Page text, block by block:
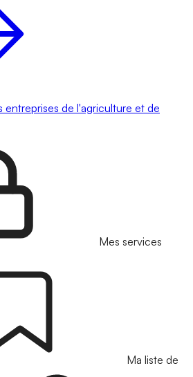
entreprises de l'agriculture et de
Mes services
Ma liste de